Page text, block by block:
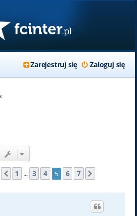
Zaloguj się
Zarejestruj się
Strona 5z 7
Poprzednia
1 … 3 4 5 6 7